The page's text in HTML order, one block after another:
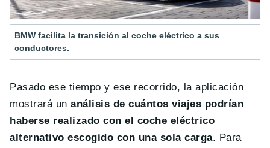
BMW facilita la transición al coche eléctrico a sus
conductores.
Pasado ese tiempo y ese recorrido, la aplicación
mostrará unanálisis de cuántos viajes podrían
haberse realizado con el coche eléctrico
alternativo escogido con una sola carga. Para